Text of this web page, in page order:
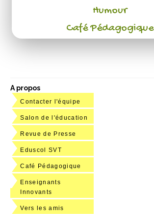
Humour
Café Pédagogique
A propos
Contacter l'équipe
Salon de l'éducation
Revue de Presse
Eduscol SVT
Café Pédagogique
Enseignants
Innovants
Vers les amis